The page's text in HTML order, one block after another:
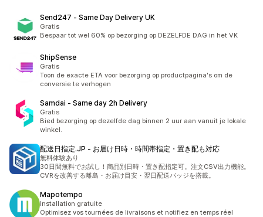
Send247 ‑ Same Day Delivery UK
Gratis
Bespaar tot wel 60% op bezorging op DEZELFDE DAG in het VK
ShipSense
Gratis
Toon de exacte ETA voor bezorging op productpagina's om de
conversie te verhogen
Samdai ‑ Same day 2h Delivery
Gratis
Bied bezorging op dezelfde dag binnen 2 uur aan vanuit je lokale
winkel.
配送日指定.JP ‑ お届け日時・時間帯指定・置き配も対応
無料体験あり
30日間無料でお試し！商品別日時・置き配指定可。注文CSV出力機能。
CVRを改善する離島・お届け目安・翌日配送バッジを搭載。
Mapotempo
Installation gratuite
Optimisez vos tournées de livraisons et notifiez en temps réel